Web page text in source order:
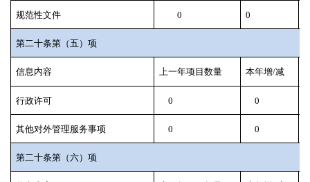
规范性文件 0 0
第二十条第（五）项
信息内容 上一年项目数量 本年增/减
行政许可 0 0
其他对外管理服务事项 0 0
第二十条第（六）项